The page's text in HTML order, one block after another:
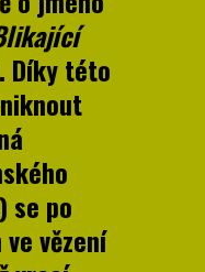
Díky této
se po
vězení